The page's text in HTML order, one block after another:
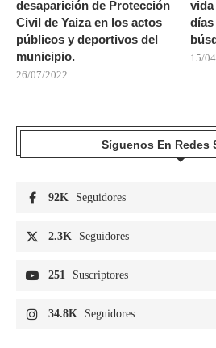
desaparición de Protección
Civil de Yaiza en los actos
públicos y deportivos del
municipio.
26/07/2022
15/
Síguenos En Redes
92K Seguidores
2.3K Seguidores
251 Suscriptores
34.8K Seguidores